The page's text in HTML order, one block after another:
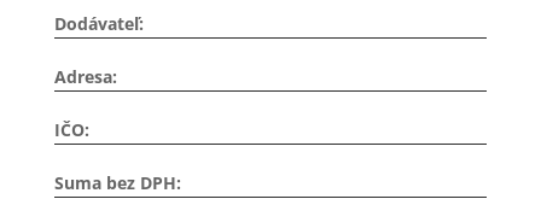
Dodávateľ:
Adresa:
IČO:
Suma bez DPH: